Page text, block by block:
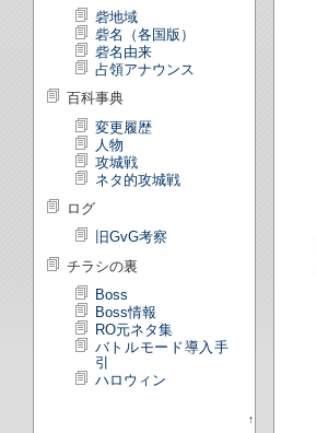
砦地域
砦名（各国版）
砦名由来
占領アナウンス
百科事典
変更履歴
人物
攻城戦
ネタ的攻城戦
ログ
旧GvG考察
チラシの裏
Boss
Boss情報
RO元ネタ集
バトルモード導入手
引
ハロウィン
↑